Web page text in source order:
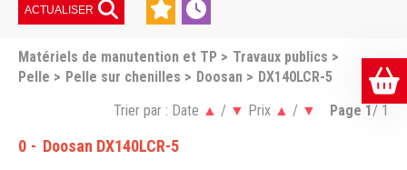
ACTUALISER
Matériels de manutention et TP
Travaux publics
Pelle
Pelle sur chenilles Doosan DX140LCR-5
0 Doosan DX140LCR-5
Trier par : Date ▲ / ▼ Prix ▲ / ▼ Page 1/ 1